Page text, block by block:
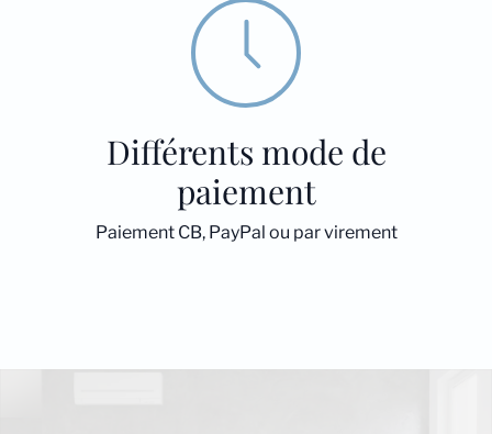
Différents mode de
paiement
Paiement CB, PayPal ou par virement